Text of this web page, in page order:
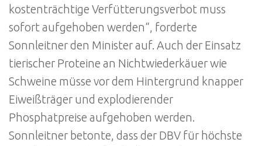
kostenträchtige Verfütterungsverbot muss
sofort aufgehoben werden“, forderte
Sonnleitner den Minister auf. Auch der Einsatz
tierischer Proteine an Nichtwiederkäuer wie
Schweine müsse vor dem Hintergrund knapper
Eiweißträger und explodierender
Phosphatpreise aufgehoben werden.
Sonnleitner betonte, dass der DBV für höchste